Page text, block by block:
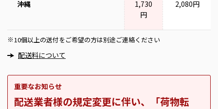
沖縄
1,730
円
2,080円
※ 10個以上の送付をご希望の方は別途ご連絡ください
配送料について
重要なお知らせ
配送業者様の規定変更に伴い、「荷物転